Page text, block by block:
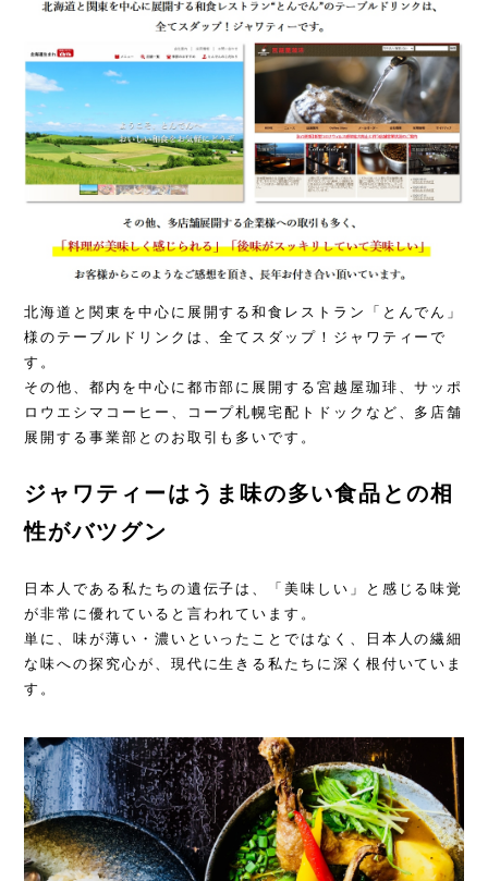
北海道と関東を中心に展開する和食レストラン「とんでん」
様のテーブルドリンクは、全てスダップ！ジャワティーで
す。
その他、都内を中心に都市部に展開する宮越屋珈琲、サッポ
ロウエシマコーヒー、コープ札幌宅配トドックなど、多店舗
展開する事業部とのお取引も多いです。
ジャワティーはうま味の多い食品との相
性がバツグン
日本人である私たちの遺伝子は、「美味しい」と感じる味覚
が非常に優れていると言われています。
単に、味が薄い・濃いといったことではなく、日本人の繊細
な味への探究心が、現代に生きる私たちに深く根付いていま
す。